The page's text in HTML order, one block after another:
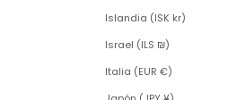
Islandia (ISK kr)
Israel (ILS ₪)
Italia (EUR €)